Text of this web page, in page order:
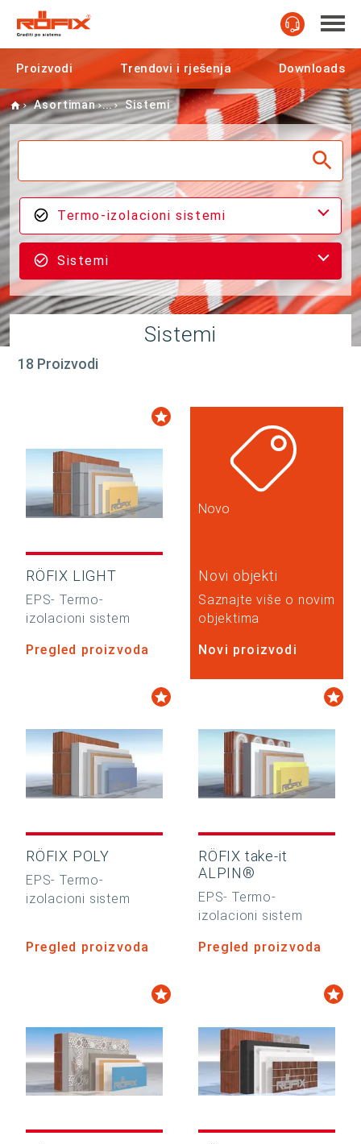
Proizvodi Trendovi i rješenja Downloads
Home
Asortiman Sistemi
Termo-izolacioni sistemi
Sistemi
Sistemi
18 Proizvodi
RÖFIX LIGHT
EPS- Termo-
izolacioni sistem
Pregled proizvoda
Novo
Novi objekti
Saznajte više o novim
objektima
Novi proizvodi
RÖFIX POLY
EPS- Termo-
izolacioni sistem
Pregled proizvoda
RÖFIX take-it
ALPIN®
EPS- Termo-
izolacioni sistem
Pregled proizvoda